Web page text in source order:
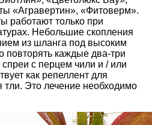
«Агравертин», «Фитоверм».
работают только при
Небольшие скопления
из шланга под высоким
повторять каждые два-три
с перцем чили и / или
как репеллент для
Это лечение необходимо